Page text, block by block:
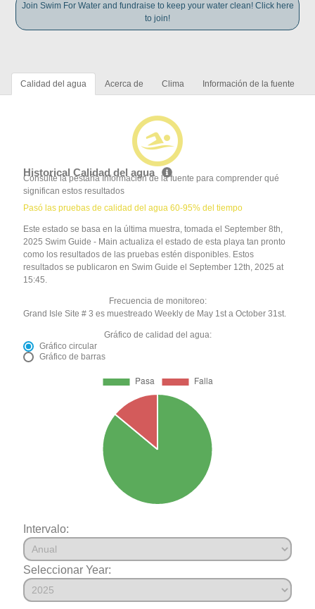
Join Swim For Water and fundraise to keep your water clean! Click here
to join!
Calidad del agua Acerca de Clima Información de la fuente
Historical Calidad del agua
Consulte la pestaña Información de la fuente para comprender qué
significan estos resultados
Pasó las pruebas de calidad del agua 60-95% del tiempo
Este estado se basa en la última muestra, tomada el September 8th,
2025 Swim Guide - Main actualiza el estado de esta playa tan pronto
como los resultados de las pruebas estén disponibles. Estos
resultados se publicaron en Swim Guide el September 12th, 2025 at
15:45.
Frecuencia de monitoreo:
Grand Isle Site # 3 es muestreado Weekly de May 1st a October 31st.
Gráfico de calidad del agua:
Gráfico circular
Gráfico de barras
Intervalo:
Seleccionar Year: